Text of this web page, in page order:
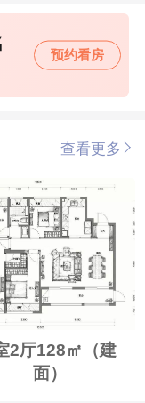
预约看房
查看更多
2厅128㎡（建
面）